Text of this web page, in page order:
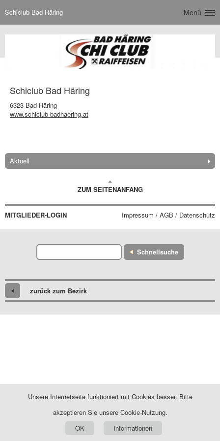
Schiclub Bad Häring Menü
Schiclub Bad Häring
6323 Bad Häring
www.schiclub-badhaering.at
Aktuell
ZUM SEITENANFANG
MITGLIEDER-LOGIN Impressum / AGB / Datenschutz
Schnellsuche
zurück zum Bezirk
Unsere Internetseite funktioniert mit Cookies besser. Bitte
akzeptieren Sie unsere Cookie-Nutzung.
OK
Informationen